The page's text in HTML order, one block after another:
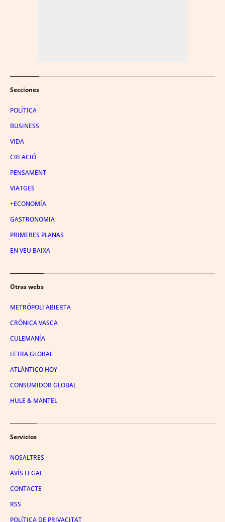
Secciones
POLÍTICA
BUSINESS
VIDA
CREACIÓ
PENSAMENT
VIATGES
+ECONOMÍA
GASTRONOMIA
PRIMERES PLANAS
EN VEU BAIXA
Otras webs
METRÓPOLI ABIERTA
CRÓNICA VASCA
CULEMANÍA
LETRA GLOBAL
ATLÁNTICO HOY
CONSUMIDOR GLOBAL
HULE & MANTEL
Servicios
NOSALTRES
AVÍS LEGAL
CONTACTE
RSS
POLÍTICA DE PRIVACITAT